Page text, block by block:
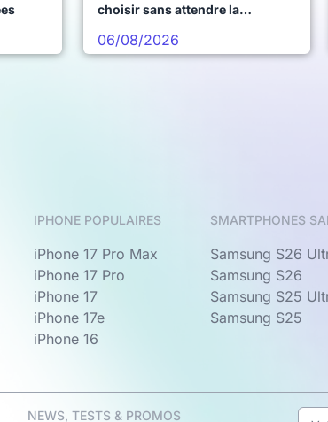
choisir sans attendre la
06/08/2026
IPHONE POPULAIRES
iPhone 17 Pro Max
iPhone 17 Pro
iPhone 17
iPhone 17e
iPhone 16
SMARTPHONES
Samsung S26
Samsung S26
Samsung S25
Samsung S25
NEWS, TESTS & PROMOS